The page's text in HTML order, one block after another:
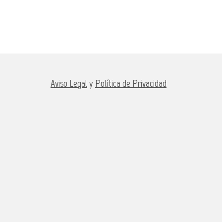
Aviso Legaly Política de Privacidad